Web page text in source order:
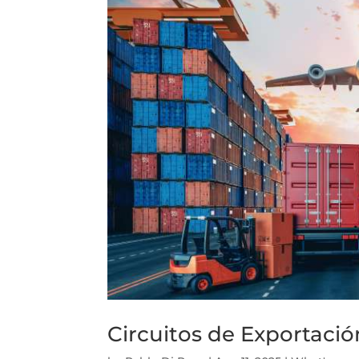
Circuitos de